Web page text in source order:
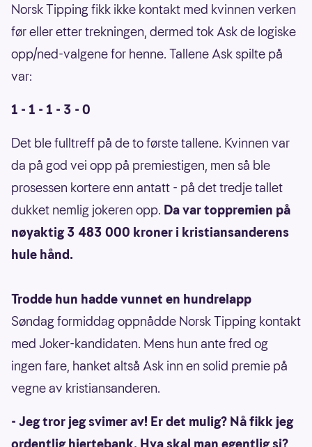
Norsk Tipping fikk ikke kontakt med kvinnen verken
før eller etter trekningen, dermed tok Ask de logiske
opp/ned-valgene for henne. Tallene Ask spilte på
var:
1 - 1 - 1 - 3 - 0
Det ble fulltreff på de to første tallene. Kvinnen var
da på god vei opp på premiestigen, men så ble
prosessen kortere enn antatt - på det tredje tallet
dukket nemlig jokeren opp. Da var toppremien på
nøyaktig 3 483 000 kroner i kristiansanderens
hule hånd.
Trodde hun hadde vunnet en hundrelapp
Søndag formiddag oppnådde Norsk Tipping kontakt
med Joker-kandidaten. Mens hun ante fred og
ingen fare, hanket altså Ask inn en solid premie på
vegne av kristiansanderen.
- Jeg tror jeg svimer av! Er det mulig? Nå fikk jeg